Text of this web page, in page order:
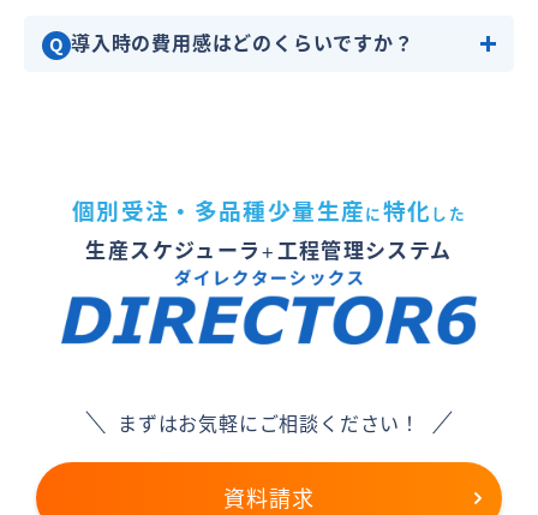
Q 導入時の費用感はどのくらいですか？
個別受注・多品種少量生産に特化した
生産スケジューラ ＋ 工程管理システム
まずはお気軽にご相談ください！
資料請求